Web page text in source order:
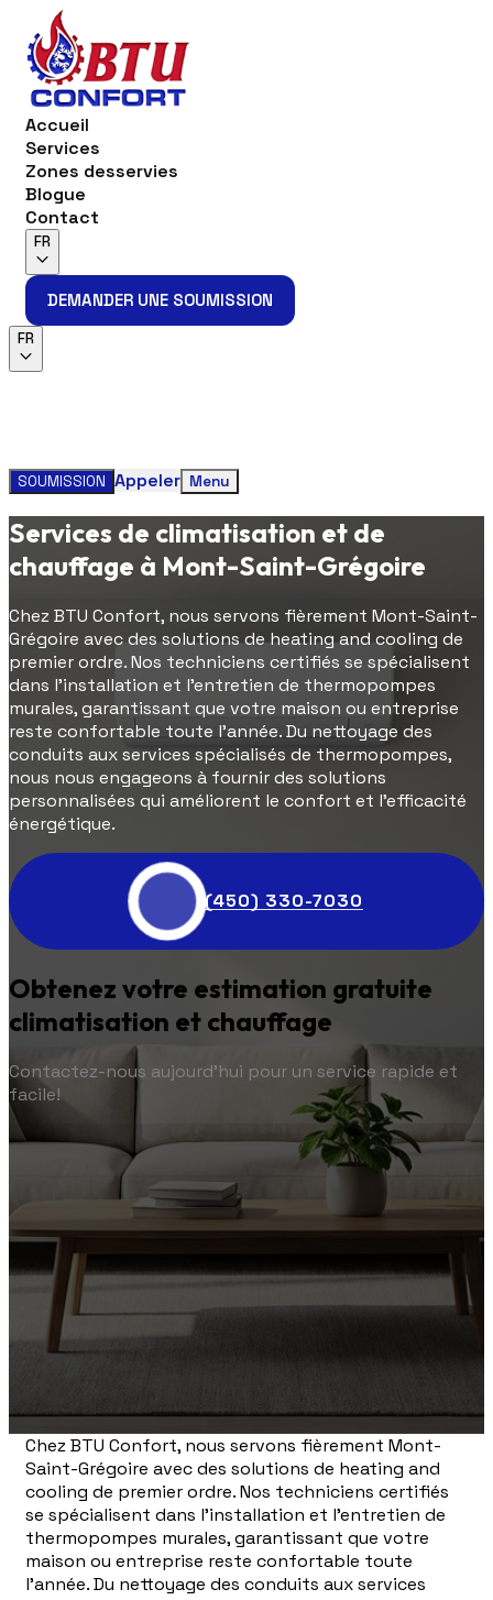
Accueil
Services
Zones desservies
Blogue
Contact
FR
DEMANDER UNE SOUMISSION
FR
SOUMISSION Appeler Menu
Services de climatisation et de
chauffage à Mont-Saint-Grégoire
Chez BTU Confort, nous servons fièrement Mont-Saint-
Grégoire avec des solutions de heating and cooling de
premier ordre. Nos techniciens certifiés se spécialisent
dans l'installation et l'entretien de thermopompes
murales, garantissant que votre maison ou entreprise
reste confortable toute l'année. Du nettoyage des
conduits aux services spécialisés de thermopompes,
nous nous engageons à fournir des solutions
personnalisées qui améliorent le confort et l'efficacité
énergétique.
(450) 330-7030
Obtenez votre estimation gratuite
climatisation et chauffage
Contactez-nous aujourd'hui pour un service rapide et
facile!
Chez BTU Confort, nous servons fièrement Mont-
Saint-Grégoire avec des solutions de heating and
cooling de premier ordre. Nos techniciens certifiés
se spécialisent dans l'installation et l'entretien de
thermopompes murales, garantissant que votre
maison ou entreprise reste confortable toute
l'année. Du nettoyage des conduits aux services